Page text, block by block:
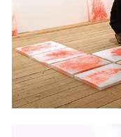
EIN MACHEN